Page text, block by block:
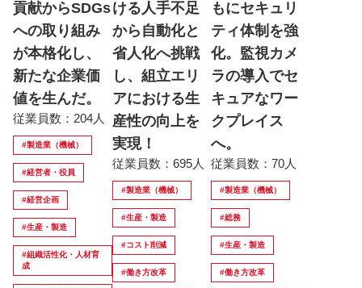
貢献からSDGs
への取り組み
が本格化し、
新たな企業価
値を生んだ。
従業員数：204人
#製造業（機械）
#経営者・役員
#経営企画
#生産・製造
#組織活性化・人材育
成
ける人手不足
から自動化と
省人化へ挑戦
し、組立エリ
アにおける生
産性の向上を
実現！
従業員数：695人
#製造業（機械）
#生産・製造
#コスト削減
#働き方改革
もにセキュリ
ティ体制を強
化。監視カメ
ラの導入でセ
キュアなワー
クプレイス
へ。
従業員数：70人
#製造業（機械）
#総務
#生産・製造
#働き方改革